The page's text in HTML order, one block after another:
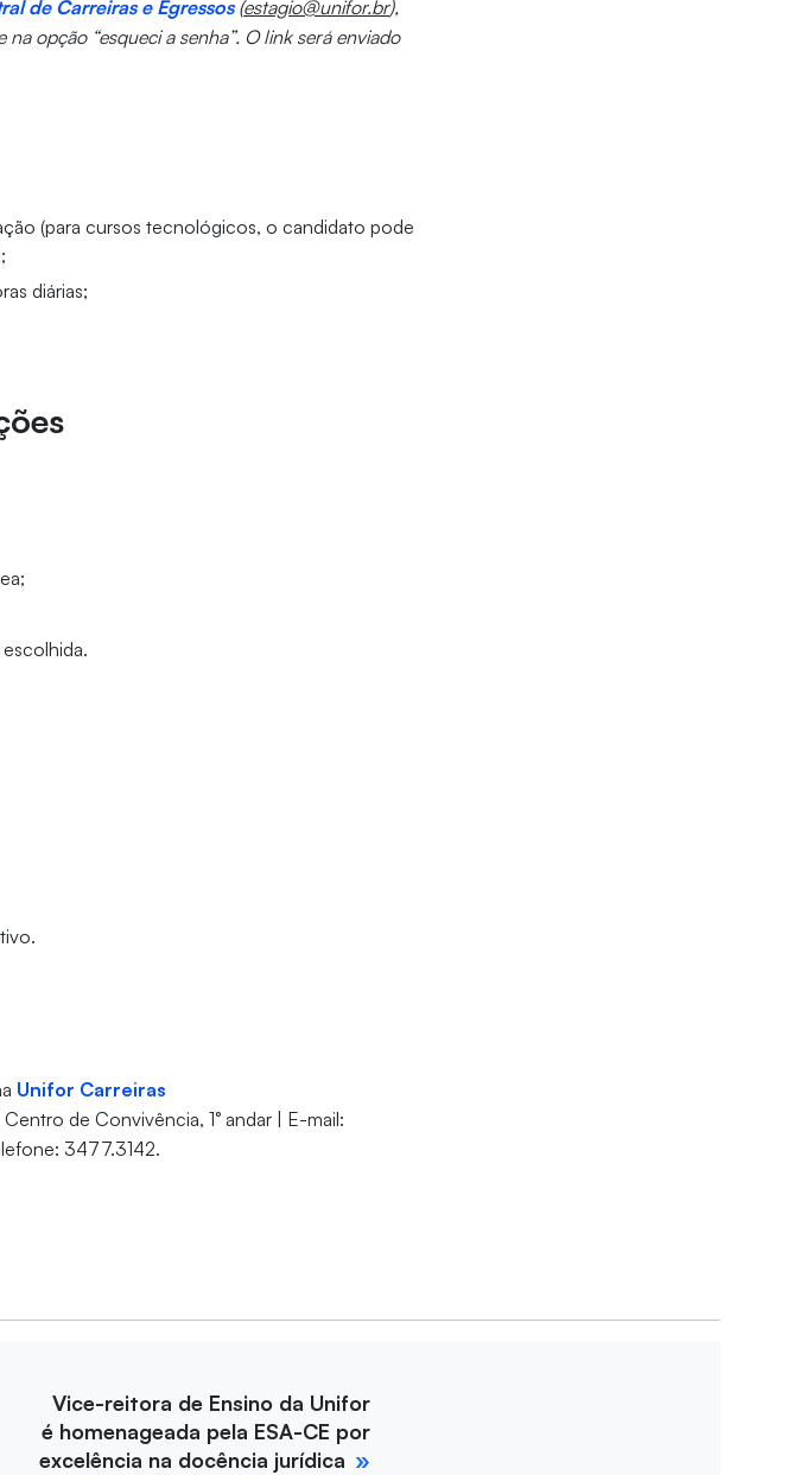
de Carreiras e Egressos(estagio@unifor.br),
opção “esqueci a senha”. O link será enviado
(para cursos tecnológicos, o candidato pode
diárias;
Unifor Carreiras
de Convivência, 1° andar | E-mail:
3477.3142.
Vice-reitora de Ensino da Unifor
é homenageada pela ESA-CE por
excelência na docência jurídica